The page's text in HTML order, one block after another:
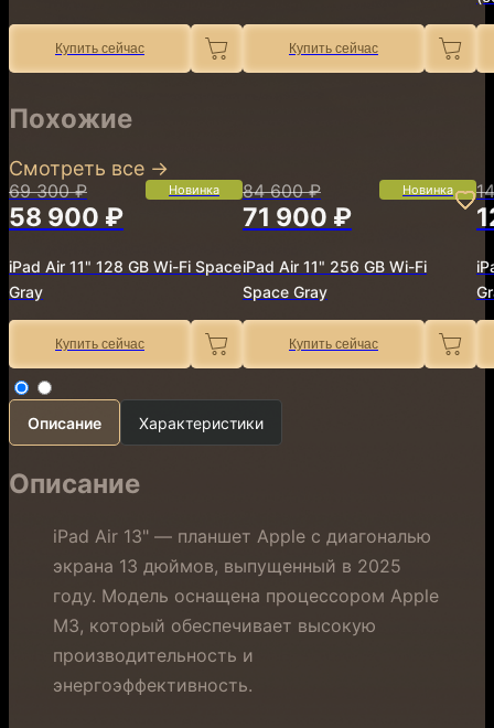
Купить сейчас Купить сейчас
Похожие
Смотреть все →
69 300 ₽
58 900 ₽
Новинка
iPad Air 11" 128 GB Wi-Fi Space
Gray
Купить сейчас
84 600 ₽
71 900 ₽
Новинка
iPad Air 11" 256 GB Wi-Fi
Space Gray
Купить сейчас
Описание Характеристики
Описание
iPad Air 13" — планшет Apple с диагональю
экрана 13 дюймов, выпущенный в 2025
году. Модель оснащена процессором Apple
M3, который обеспечивает высокую
производительность и
энергоэффективность.